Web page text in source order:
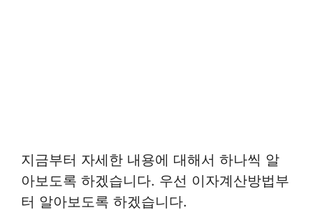
지금부터 자세한 내용에 대해서 하나씩 알
아보도록 하겠습니다. 우선 이자계산방법부
터 알아보도록 하겠습니다.